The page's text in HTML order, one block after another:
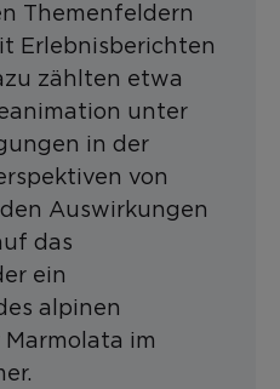
Themenfeldern
Erlebnisberichten
zählten etwa
unter
in der
von
Auswirkungen
das
ein
alpinen
im